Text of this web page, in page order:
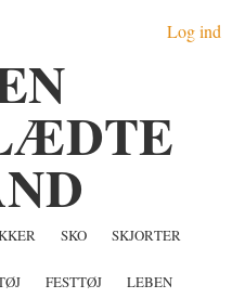
Log ind
SKO SKJORTER
FESTTØJ LEBEN